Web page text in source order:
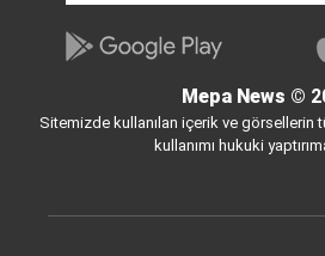
Mepa News ©
Sitemizde kullanılan içerik ve görsellerin
kullanımı hukuki